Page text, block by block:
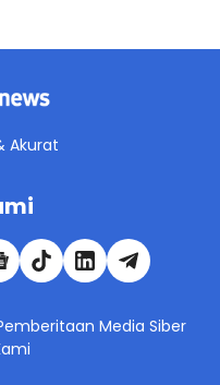
Akurat
Media Siber